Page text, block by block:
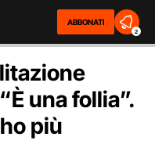
ABBONATI
2
una follia”.
più